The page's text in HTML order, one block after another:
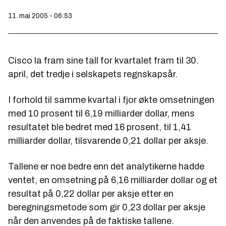
11. mai 2005 - 06:53
Cisco la fram sine tall for kvartalet fram til 30.
april, det tredje i selskapets regnskapsår.
I forhold til samme kvartal i fjor økte omsetningen
med 10 prosent til 6,19 milliarder dollar, mens
resultatet ble bedret med 16 prosent, til 1,41
milliarder dollar, tilsvarende 0,21 dollar per aksje.
Tallene er noe bedre enn det analytikerne hadde
ventet, en omsetning på 6,16 milliarder dollar og et
resultat på 0,22 dollar per aksje etter en
beregningsmetode som gir 0,23 dollar per aksje
når den anvendes på de faktiske tallene.